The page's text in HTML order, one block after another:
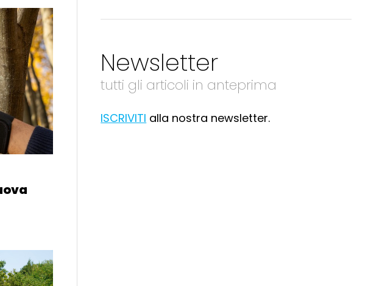
Newsletter
tutti gli articoli in anteprima
ISCRIVITI alla nostra newsletter.